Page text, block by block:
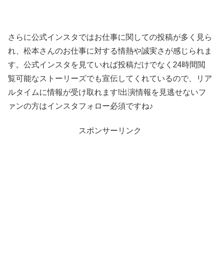
さらに公式インスタではお仕事に関しての投稿が多く見ら
れ、松本さんのお仕事に対する情熱や誠実さが感じられま
す。公式インスタを見ていれば投稿だけでなく24時間閲
覧可能なストーリーズでも宣伝してくれているので、リア
ルタイムに情報が受け取れます!出演情報を見逃せないフ
ァンの方はインスタフォロー必須ですね♪
スポンサーリンク